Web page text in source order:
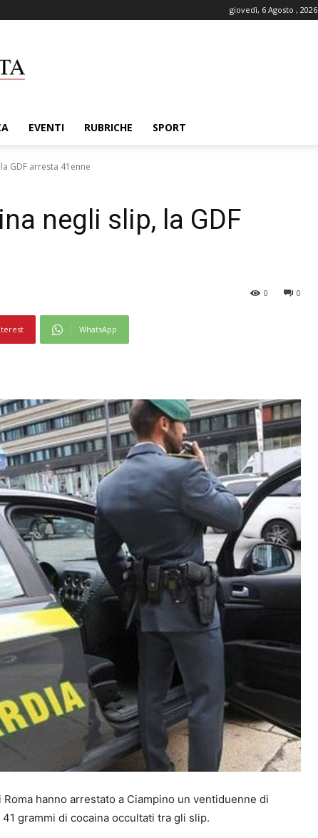
giovedì, 6 Agosto , 2026
EVENTI RUBRICHE SPORT
GDF arresta 41enne
negli slip, la GDF
0
0
WhatsApp
hanno arrestato a Ciampino un ventiduenne di
grammi di cocaina occultati tra gli slip.